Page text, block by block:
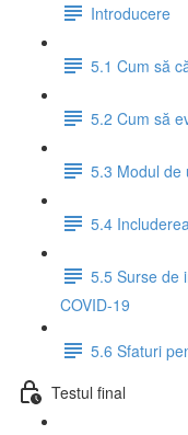
Introducere
5.1 Cum să
5.2 Cum să
5.3 Modul de
5.4
5.5 Surse de
COVID-19
5.6 Sfaturi
Testul final